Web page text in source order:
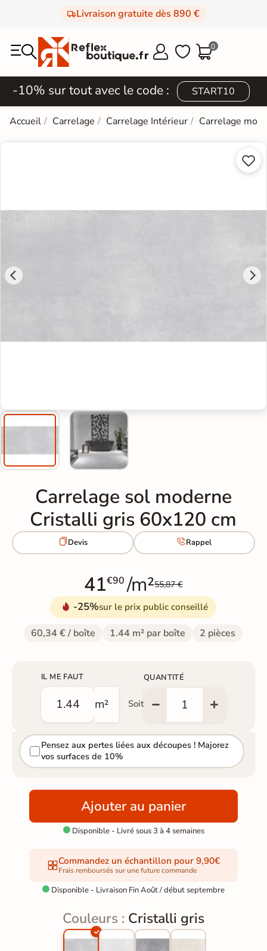
Livraison gratuite dès 890 €
  0
-10% sur tout avec le code : START10
Accueil Carrelage Carrelage Intérieur Carrelage


Carrelage sol moderne
Cristalli gris 60x120 cm
Devis Rappel
41€90 /m²55,87 €
-25%sur le prix public conseillé
60,34 € / boîte 1.44 m² par boîte 2 pièces
IL ME FAUT
m² Soit
QUANTITÉ
Pensez aux pertes liées aux découpes ! Majorez
vos surfaces de 10%
Ajouter au panier
Disponible - Livré sous 3 à 4 semaines
Commandez un échantillon pour 9,90€
Frais remboursés sur une future commande
 Disponible - Livraison Fin Août / début septembre
Couleurs : Cristalli gris